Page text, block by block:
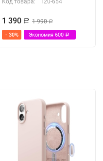
Код товара: 120-654
1 390 Р 1 990Р
- 30% Экономия 600 Р